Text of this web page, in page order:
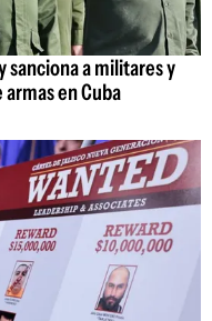
sanciona a militares y
en Cuba